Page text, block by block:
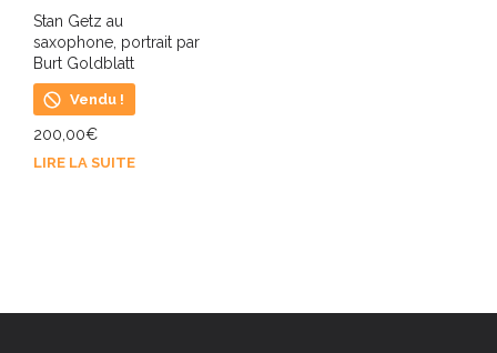
Stan Getz au
saxophone, portrait par
Burt Goldblatt
Vendu !
200,00€
LIRE LA SUITE